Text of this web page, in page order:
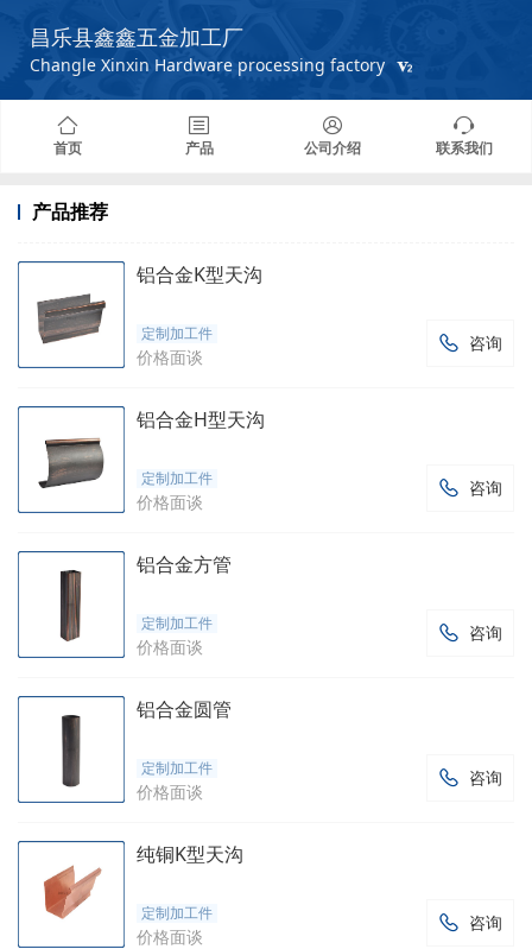
昌乐县鑫鑫五金加工厂
Changle Xinxin Hardware processing factory
首页 产品 公司介绍 联系我们
产品推荐
铝合金K型天沟
 咨询
定制加工件
价格面谈
铝合金H型天沟
 咨询
定制加工件
价格面谈
铝合金方管
 咨询
定制加工件
价格面谈
铝合金圆管
 咨询
定制加工件
价格面谈
纯铜K型天沟
 咨询
定制加工件
价格面谈